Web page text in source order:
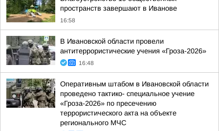
пространств завершают в Иванове
16:58
В Ивановской области провели
антитеррористические учения «Гроза-2026»
16:48
Оперативным штабом в Ивановской области
проведено тактико- специальное учение
«Гроза-2026» по пресечению
террористического акта на объекте
регионального МЧС